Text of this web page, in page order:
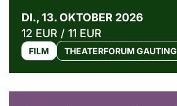
DI., 13. OKTOBER 2026
12 EUR / 11 EUR
FILM THEATERFORUM